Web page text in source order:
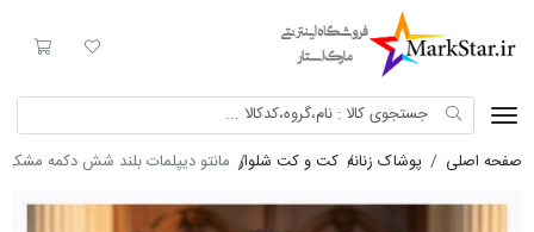
لیست مورد
سبد
صفحه اصلی پوشاک زنانه کت و کت شلوار مانتو دیپلمات بلند شش دکمه مشکی